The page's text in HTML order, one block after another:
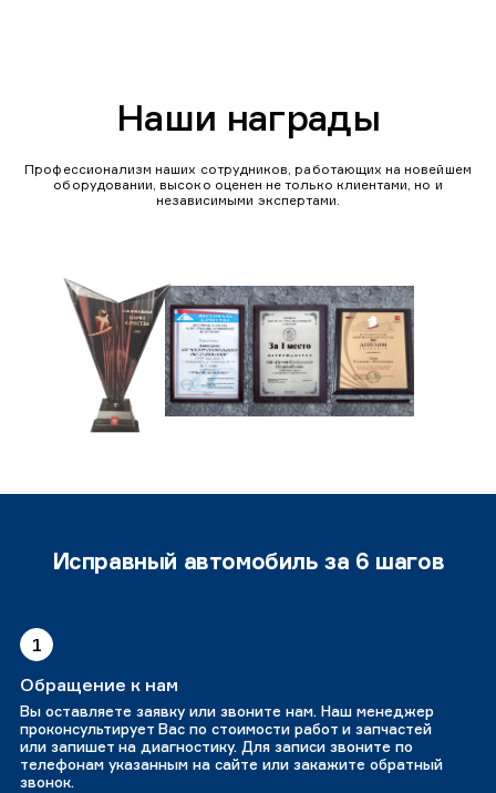
Наши награды
Профессионализм наших сотрудников, работающих на новейшем
оборудовании, высоко оценен не только клиентами, но и
независимыми экспертами.
Исправный автомобиль за 6 шагов
1
Обращение к нам
Вы оставляете заявку или звоните нам. Наш менеджер
проконсультирует Вас по стоимости работ и запчастей
или запишет на диагностику. Для записи звоните по
телефонам указанным на сайте или закажите обратный
звонок.